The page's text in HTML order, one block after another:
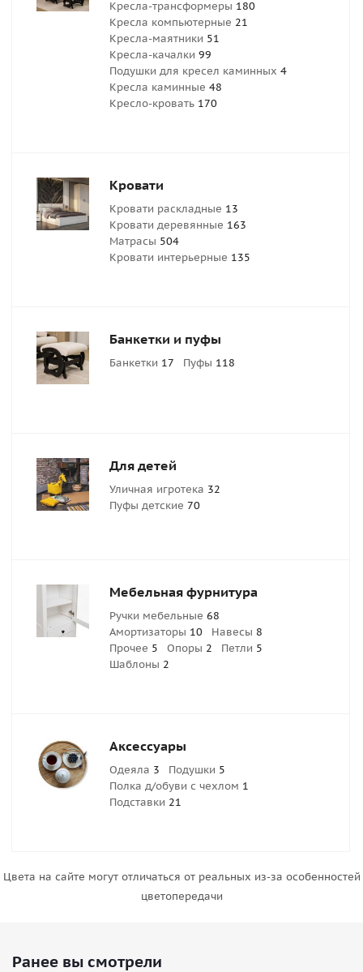
Кресла-трансформеры 180
Кресла компьютерные 21
Кресла-маятники 51
Кресла-качалки 99
Подушки для кресел каминных 4
Кресла каминные 48
Кресло-кровать 170
Кровати
Кровати раскладные 13
Кровати деревянные 163
Матрасы 504
Кровати интерьерные 135
Банкетки и пуфы
Банкетки 17 Пуфы 118
Для детей
Уличная игротека 32
Пуфы детские 70
Мебельная фурнитура
Ручки мебельные 68
Амортизаторы 10 Навесы 8
Прочее 5 Опоры 2 Петли 5
Шаблоны 2
Аксессуары
Одеяла 3 Подушки 5
Полка д/обуви с чехлом 1
Подставки 21
Цвета на сайте могут отличаться от реальных из-за особенностей
цветопередачи
Ранее вы смотрели